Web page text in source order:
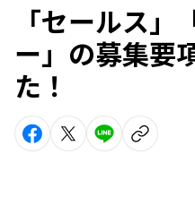
「セールス」
ー」の募集要
た！